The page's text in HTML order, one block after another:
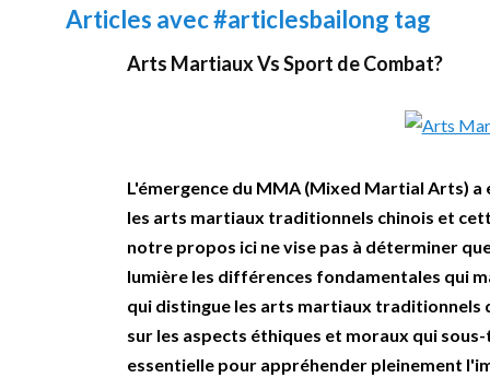
Articles avec#articlesbailong tag
Arts Martiaux Vs Sport de Combat?
L'émergence du MMA (Mixed Martial Arts)
les arts martiaux traditionnels chinois et
notre propos ici ne vise pas à déterminer
lumière les différences fondamentales qui
qui distingue les arts martiaux traditionnels
sur les aspects éthiques et moraux qui
essentielle pour appréhender pleinement